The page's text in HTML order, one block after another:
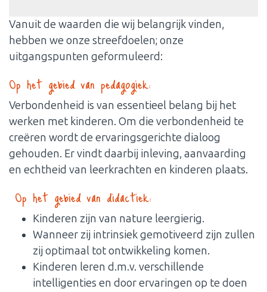
Vanuit de waarden die wij belangrijk vinden,
hebben we onze streefdoelen; onze
uitgangspunten geformuleerd:
Op het gebied van pedagogiek:
Verbondenheid is van essentieel belang bij het
werken met kinderen. Om die verbondenheid te
creëren wordt de ervaringsgerichte dialoog
gehouden. Er vindt daarbij inleving, aanvaarding
en echtheid van leerkrachten en kinderen plaats.
Op het gebied van didactiek:
Kinderen zijn van nature leergierig.
Wanneer zij intrinsiek gemotiveerd zijn zullen
zij optimaal tot ontwikkeling komen.
Kinderen leren d.m.v. verschillende
intelligenties en door ervaringen op te doen